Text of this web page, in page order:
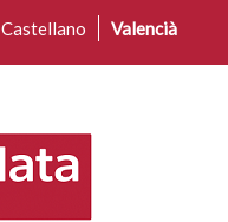
Castellano Valencià